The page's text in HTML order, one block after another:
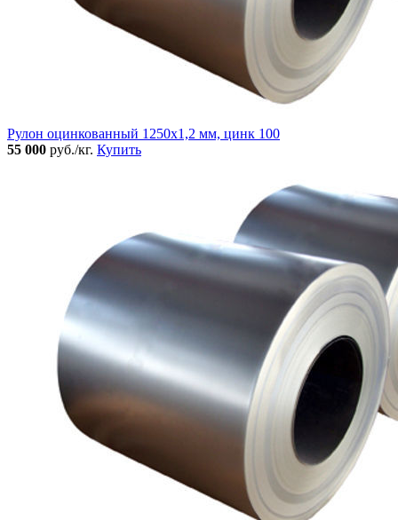
Рулон оцинкованный 1250х1,2 мм, цинк 100
55 000 руб./кг. Купить